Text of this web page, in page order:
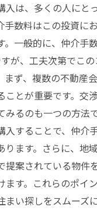
入は、多くの人にと
手数料はこの投資に
。一般的に、仲介手
が、工夫次第でこ
まず、複数の不動産
ことが重要です。交
みるのも一つの方法
入することで、仲介
ります。さらに、地
提案されている物件
ます。これらのポイ
い探しをスムーズ